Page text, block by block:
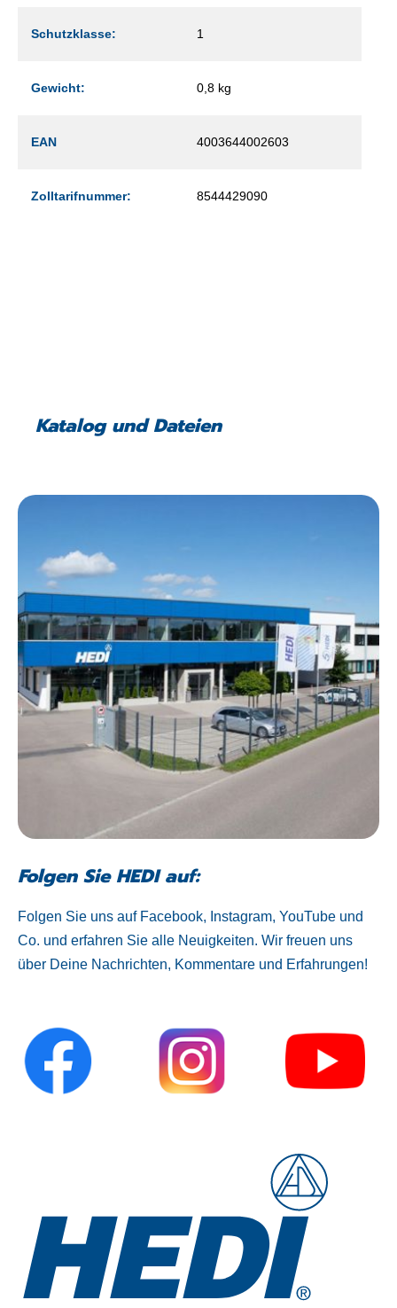
Schutzklasse: 1
Gewicht: 0,8 kg
EAN 4003644002603
Zolltarifnummer: 8544429090
Katalog und Dateien
Folgen Sie HEDI auf:
Folgen Sie uns auf Facebook, Instagram, YouTube und
Co. und erfahren Sie alle Neuigkeiten. Wir freuen uns
über Deine Nachrichten, Kommentare und Erfahrungen!